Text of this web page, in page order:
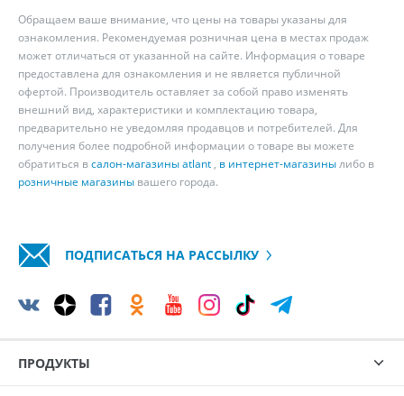
Обращаем ваше внимание, что цены на товары указаны для
ознакомления. Рекомендуемая розничная цена в местах продаж
может отличаться от указанной на сайте. Информация о товаре
предоставлена для ознакомления и не является публичной
офертой. Производитель оставляет за собой право изменять
внешний вид, характеристики и комплектацию товара,
предварительно не уведомляя продавцов и потребителей. Для
получения более подробной информации о товаре вы можете
обратиться всалон-магазины atlant , в интернет-магазинылибо в
розничные магазины вашего города.
ПОДПИСАТЬСЯ НА РАССЫЛКУ
ПРОДУКТЫ